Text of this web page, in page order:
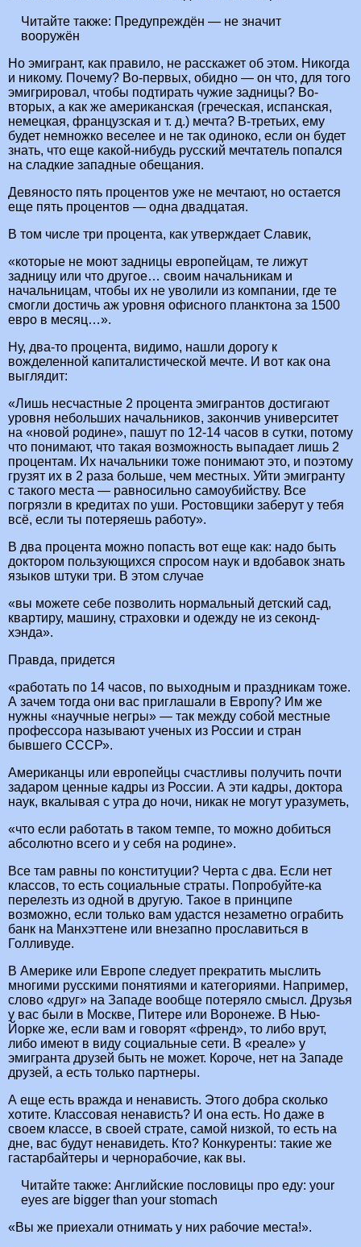
Читайте также: Предупреждён — не значит
вооружён
Но эмигрант, как правило, не расскажет об этом. Никогда
и никому. Почему? Во-первых, обидно — он что, для того
эмигрировал, чтобы подтирать чужие задницы? Во-
вторых, а как же американская (греческая, испанская,
немецкая, французская и т. д.) мечта? В-третьих, ему
будет немножко веселее и не так одиноко, если он будет
знать, что еще какой-нибудь русский мечтатель попался
на сладкие западные обещания.
Девяносто пять процентов уже не мечтают, но остается
еще пять процентов — одна двадцатая.
В том числе три процента, как утверждает Славик,
«которые не моют задницы европейцам, те лижут
задницу или что другое… своим начальникам и
начальницам, чтобы их не уволили из компании, где те
смогли достичь аж уровня офисного планктона за 1500
евро в месяц…».
Ну, два-то процента, видимо, нашли дорогу к
вожделенной капиталистической мечте. И вот как она
выглядит:
«Лишь несчастные 2 процента эмигрантов достигают
уровня небольших начальников, закончив университет
на «новой родине», пашут по 12-14 часов в сутки, потому
что понимают, что такая возможность выпадает лишь 2
процентам. Их начальники тоже понимают это, и поэтому
грузят их в 2 раза больше, чем местных. Уйти эмигранту
с такого места — равносильно самоубийству. Все
погрязли в кредитах по уши. Ростовщики заберут у тебя
всё, если ты потеряешь работу».
В два процента можно попасть вот еще как: надо быть
доктором пользующихся спросом наук и вдобавок знать
языков штуки три. В этом случае
«вы можете себе позволить нормальный детский сад,
квартиру, машину, страховки и одежду не из секонд-
хэнда».
Правда, придется
«работать по 14 часов, по выходным и праздникам тоже.
А зачем тогда они вас приглашали в Европу? Им же
нужны «научные негры» — так между собой местные
профессора называют ученых из России и стран
бывшего СССР».
Американцы или европейцы счастливы получить почти
задаром ценные кадры из России. А эти кадры, доктора
наук, вкалывая с утра до ночи, никак не могут уразуметь,
«что если работать в таком темпе, то можно добиться
абсолютно всего и у себя на родине».
Все там равны по конституции? Черта с два. Если нет
классов, то есть социальные страты. Попробуйте-ка
перелезть из одной в другую. Такое в принципе
возможно, если только вам удастся незаметно ограбить
банк на Манхэттене или внезапно прославиться в
Голливуде.
В Америке или Европе следует прекратить мыслить
многими русскими понятиями и категориями. Например,
слово «друг» на Западе вообще потеряло смысл. Друзья
у вас были в Москве, Питере или Воронеже. В Нью-
Йорке же, если вам и говорят «френд», то либо врут,
либо имеют в виду социальные сети. В «реале» у
эмигранта друзей быть не может. Короче, нет на Западе
друзей, а есть только партнеры.
А еще есть вражда и ненависть. Этого добра сколько
хотите. Классовая ненависть? И она есть. Но даже в
своем классе, в своей страте, самой низкой, то есть на
дне, вас будут ненавидеть. Кто? Конкуренты: такие же
гастарбайтеры и чернорабочие, как вы.
Читайте также: Английские пословицы про еду: your
eyes are bigger than your stomach
«Вы же приехали отнимать у них рабочие места!».